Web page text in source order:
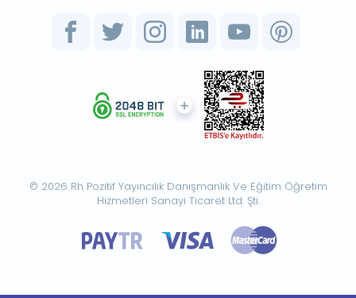
© 2026 Rh Pozitif Yayıncılık Danışmanlık Ve Eğitim Öğretim
Hizmetleri Sanayi Ticaret Ltd. Şti.